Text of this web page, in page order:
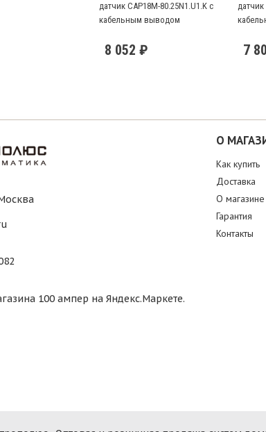
датчик CAP18M-80.25N1.U1.K с
кабельным выводом
8 052 ₽
датчик
7
О
Как купить
Доставка
О магазине
Гарантия
Контакты